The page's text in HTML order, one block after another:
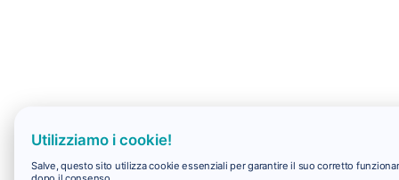
Utilizziamo i cookie!
Salve, questo sito utilizza cookie essenziali per garantire il suo corretto